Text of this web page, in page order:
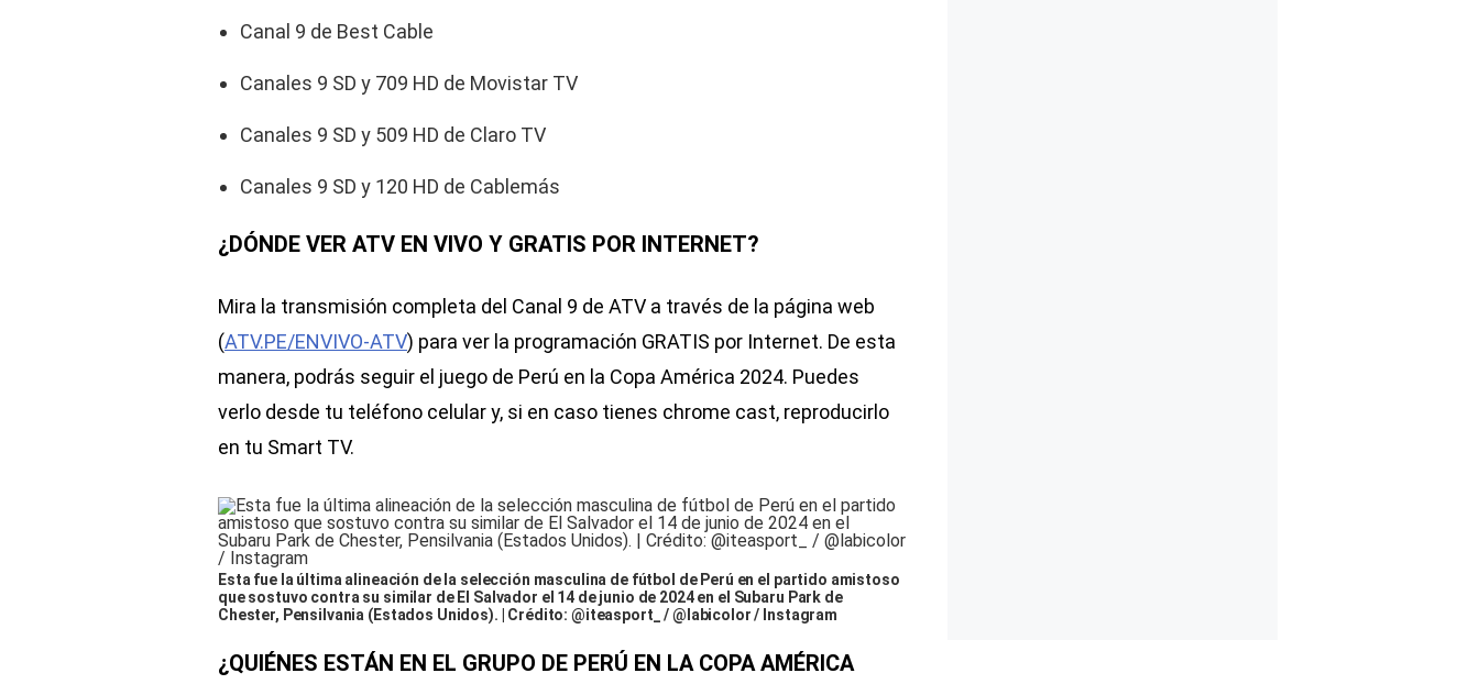
Canal 9 de Best Cable
Canales 9 SD y 709 HD de Movistar TV
Canales 9 SD y 509 HD de Claro TV
Canales 9 SD y 120 HD de Cablemás
¿DÓNDE VER ATV EN VIVO Y GRATIS POR INTERNET?
Mira la transmisión completa del Canal 9 de ATV a través de la página web
(ATV.PE/ENVIVO-ATV) para ver la programación GRATIS por Internet. De esta
manera, podrás seguir el juego de Perú en la Copa América 2024. Puedes
verlo desde tu teléfono celular y, si en caso tienes chrome cast, reproducirlo
en tu Smart TV.
Esta fue la última alineación de la selección masculina de fútbol de Perú en el partido amistoso
que sostuvo contra su similar de El Salvador el 14 de junio de 2024 en el Subaru Park de
Chester, Pensilvania (Estados Unidos). | Crédito: @iteasport_ / @labicolor / Instagram
¿QUIÉNES ESTÁN EN EL GRUPO DE PERÚ EN LA COPA AMÉRICA